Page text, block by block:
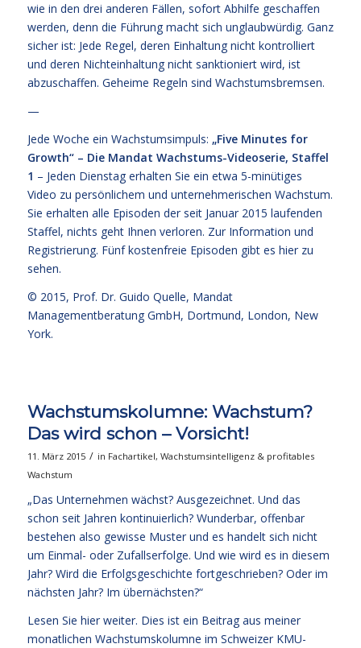
wie in den drei anderen Fällen, sofort Abhilfe geschaffen
werden, denn die Führung macht sich unglaubwürdig. Ganz
sicher ist: Jede Regel, deren Einhaltung nicht kontrolliert
und deren Nichteinhaltung nicht sanktioniert wird, ist
abzuschaffen. Geheime Regeln sind Wachstumsbremsen.
—
Jede Woche ein Wachstumsimpuls: „Five Minutes for
Growth“ – Die Mandat Wachstums-Videoserie, Staffel
1 – Jeden Dienstag erhalten Sie ein etwa 5-minütiges
Video zu persönlichem und unternehmerischen Wachstum.
Sie erhalten alle Episoden der seit Januar 2015 laufenden
Staffel, nichts geht Ihnen verloren. Zur Information und
Registrierung. Fünf kostenfreie Episoden gibt es hier zu
sehen.
© 2015, Prof. Dr. Guido Quelle, Mandat
Managementberatung GmbH, Dortmund, London, New
York.
Wachstumskolumne: Wachstum?
Das wird schon – Vorsicht!
11. März 2015 / in Fachartikel, Wachstumsintelligenz & profitables
Wachstum
„Das Unternehmen wächst? Ausgezeichnet. Und das
schon seit Jahren kontinuierlich? Wunderbar, offenbar
bestehen also gewisse Muster und es handelt sich nicht
um Einmal- oder Zufallserfolge. Und wie wird es in diesem
Jahr? Wird die Erfolgsgeschichte fortgeschrieben? Oder im
nächsten Jahr? Im übernächsten?“
Lesen Sie hier weiter. Dies ist ein Beitrag aus meiner
monatlichen Wachstumskolumne im Schweizer KMU-